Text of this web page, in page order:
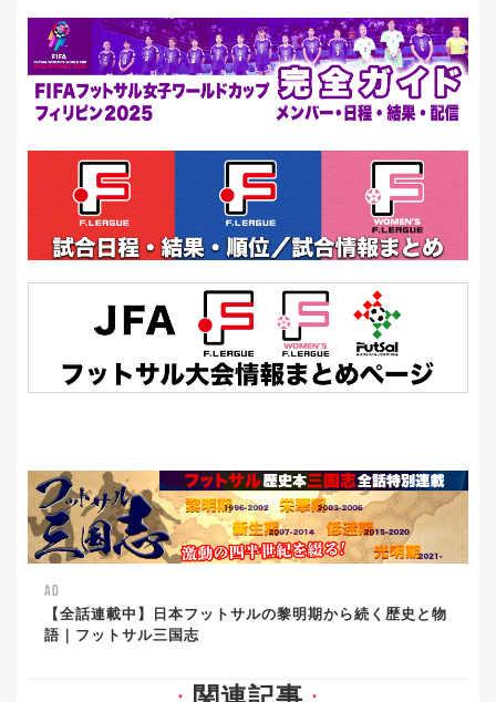
AD
【全話連載中】日本フットサルの黎明期から続く歴史と物
語｜フットサル三国志
▼ ▼